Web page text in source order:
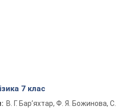
7 клас
В. Г. Бар’яхтар, Ф. Я. Божинова, С.